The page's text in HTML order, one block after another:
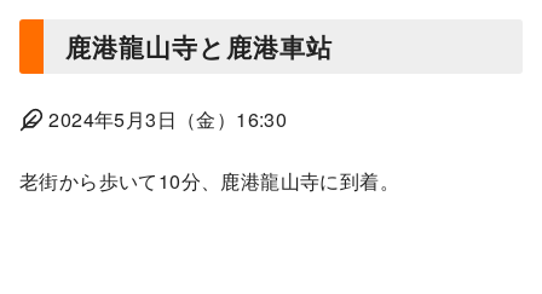
鹿港龍山寺と鹿港車站
2024年5月3日（金）16:30
老街から歩いて10分、鹿港龍山寺に到着。